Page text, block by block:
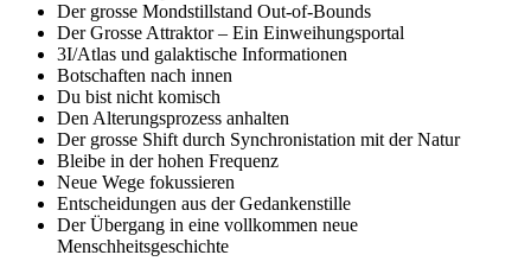
Der grosse Mondstillstand Out-of-Bounds
Der Grosse Attraktor – Ein Einweihungsportal
3I/Atlas und galaktische Informationen
Botschaften nach innen
Du bist nicht komisch
Den Alterungsprozess anhalten
Der grosse Shift durch Synchronistation mit der Natur
Bleibe in der hohen Frequenz
Neue Wege fokussieren
Entscheidungen aus der Gedankenstille
Der Übergang in eine vollkommen neue
Menschheitsgeschichte